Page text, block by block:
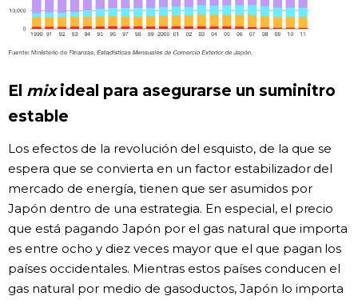
El mixideal para asegurarse un suminitro
estable
Los efectos de la revolución del esquisto, de la que se
espera que se convierta en un factor estabilizador del
mercado de energía, tienen que ser asumidos por
Japón dentro de una estrategia. En especial, el precio
que está pagando Japón por el gas natural que importa
es entre ocho y diez veces mayor que el que pagan los
países occidentales. Mientras estos países conducen el
gas natural por medio de gasoductos, Japón lo importa